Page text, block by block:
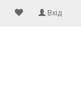
Вхід